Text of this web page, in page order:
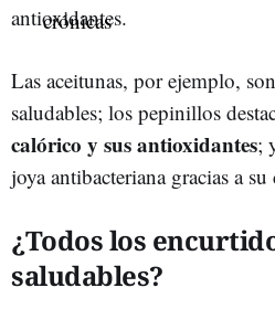
antioxidantes.
Las aceitunas, por ejemplo,
saludables; los pepinillos
calórico y sus antioxidantes;
joya antibacteriana gracias a
¿Todos los
saludables?